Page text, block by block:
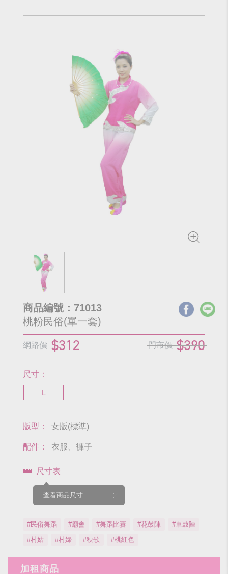
商品編號：71013
桃粉民俗(單一套)
網路價 $312 門市價 $390
尺寸：
L
版型： 女版(標準)
配件： 衣服、褲子
尺寸表
查看商品尺寸
#民俗舞蹈 #廟會 #舞蹈比賽 #花鼓陣
#車鼓陣
#村姑
#村婦 #秧歌 #桃紅色
加租商品